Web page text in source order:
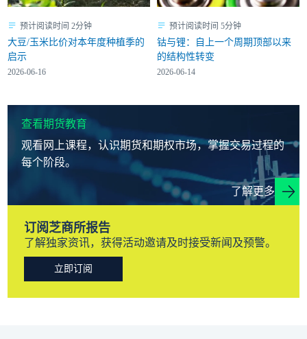
预计阅读时间 2分钟
大豆/玉米比价对本年度种植季的
启示
2026-06-16
预计阅读时间 5分钟
钴与锂：自上一个周期顶部以来
的结构性转变
2026-06-14
查看期货教育
观看网上课程，认识期货和期权市场，掌握交易过程的
每个阶段。
了解更多
订阅芝商所报告
了解独家资讯，获得活动邀请及时接受新闻及预警。
立即订阅